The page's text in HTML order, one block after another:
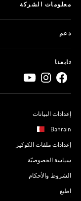
معلومات الشركة
دعم
تابعنا
إعدادات البيانات
Bahrain
إعدادات ملفات الكوكيز
سياسة الخصوصيّة
الشروط والأحكام
اطبع